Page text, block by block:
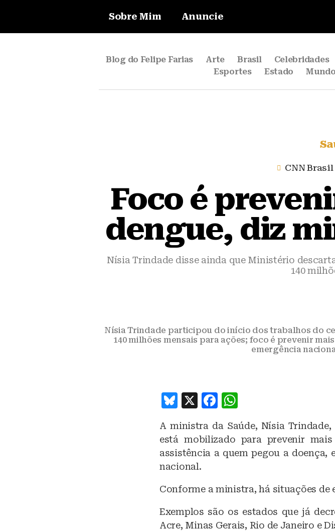
Sobre Mim Anuncie
Blog do Felipe Farias Arte Brasil Celebridades
Esportes
Estado Mundo
CNN Brasil
Foco é
dengue, diz
Nísia Trindade disse ainda que Ministério
140
Nísia Trindade participou do início dos trabalhos do
140 milhões mensais para ações; foco é prevenir
emergência
B
e
s
k
y
X
F
c
e
b
o
o
k
h
at
s
p
p
A ministra da Saúde, Nísia
está mobilizado para prevenir
assistência a quem pegou a doença,
nacional.
Conforme a ministra, há situações de
Exemplos são os estados que já
Acre, Minas Gerais, Rio de Janeiro e